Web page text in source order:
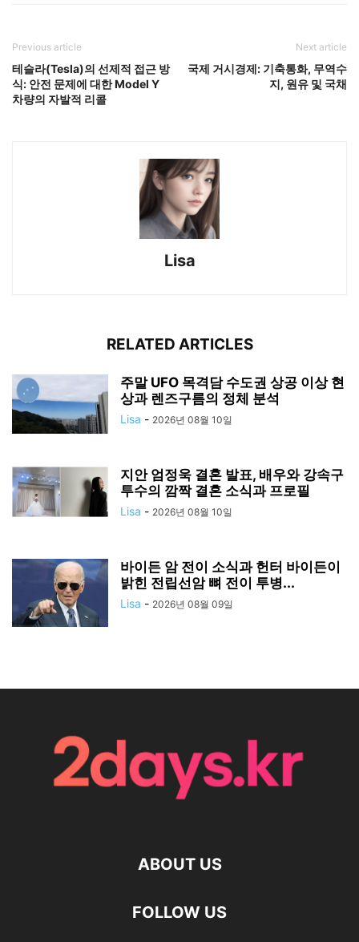
Previous article
테슬라(Tesla)의 선제적 접근 방
식: 안전 문제에 대한 Model Y
차량의 자발적 리콜
Next article
국제 거시경제: 기축통화, 무역수
지, 원유 및 국채
Lisa
RELATED ARTICLES
주말 UFO 목격담 수도권 상공 이상 현
상과 렌즈구름의 정체 분석
Lisa - 2026년 08월 10일
지안 엄정욱 결혼 발표, 배우와 강속구
투수의 깜짝 결혼 소식과 프로필
Lisa - 2026년 08월 10일
바이든 암 전이 소식과 헌터 바이든이
밝힌 전립선암 뼈 전이 투병...
Lisa - 2026년 08월 09일
ABOUT US
FOLLOW US